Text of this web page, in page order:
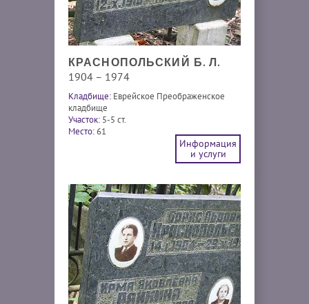
КРАСНОПОЛЬСКИЙ Б. Л.
1904 – 1974
Кладбище: Еврейское Преображенское
кладбище
Участок: 5-5 ст.
Место:61
Информация
и услуги